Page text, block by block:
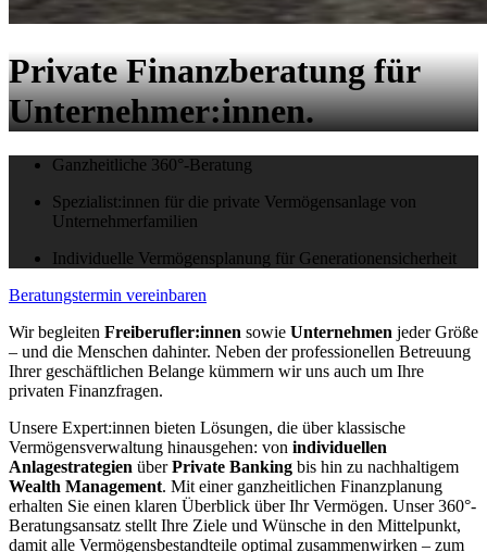
Private Finanzberatung für
Unternehmer:innen.
Ganzheitliche 360°-Beratung
Spezialist:innen für die private Vermögensanlage von
Unternehmerfamilien
Individuelle Vermögensplanung für Generationensicherheit
Beratungstermin vereinbaren
Wir begleiten Freiberufler:innen sowie Unternehmen jeder Größe
– und die Menschen dahinter. Neben der professionellen Betreuung
Ihrer geschäftlichen Belange kümmern wir uns auch um Ihre
privaten Finanzfragen.
Unsere Expert:innen bieten Lösungen, die über klassische
Vermögensverwaltung hinausgehen: von individuellen
Anlagestrategien überPrivate Banking bis hin zu nachhaltigem
Wealth Management. Mit einer ganzheitlichen Finanzplanung
erhalten Sie einen klaren Überblick über Ihr Vermögen. Unser 360°-
Beratungsansatz stellt Ihre Ziele und Wünsche in den Mittelpunkt,
damit alle Vermögensbestandteile optimal zusammenwirken – zum